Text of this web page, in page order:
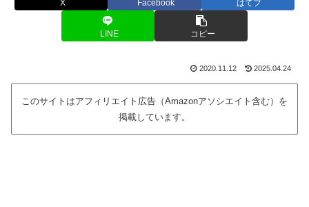
X Facebook はてブ
LINE コピー
2020.11.12 2025.04.24
このサイトはアフィリエイト広告（Amazonアソシエイト含む）を
掲載しています。